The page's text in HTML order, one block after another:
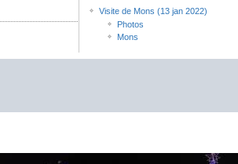
Visite de Mons (13 jan 2022)
Photos
Mons